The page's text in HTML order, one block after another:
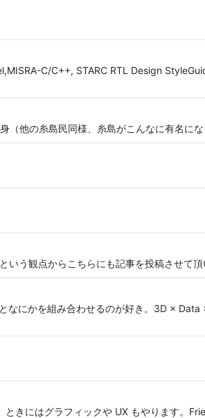
C/C++, STARC RTL Design
他の糸島民同様、糸島がこんなに有名にな
う観点からこちらにも記事を投稿させて頂
なにかを組み合わせるのが好き。3D × Data
きにはグラフィックや UX もやります。